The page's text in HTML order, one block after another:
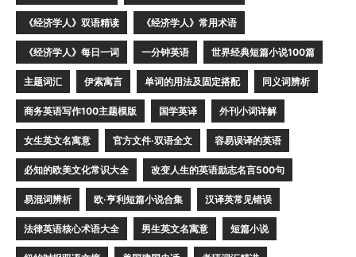
《经济学人》双语精读 《经济学人》常用术语
《经济学人》每日一词 一分钟英语 世界经典短篇小说100篇
主题词汇 伊索寓言 单词的用法及固定搭配 同义词辨析
商务英语写作100主题模版 国学英译 外刊小词详解
女生英文名寓意 官方文件·双语全文 容易误译的英语
必知的欧美文化常识大全 改变人生的英语励志名言500句
易混词辨析 欧·亨利短篇小说合集 汉译英常见错误
法律英语核心术语大全 男生英文名寓意 短篇小说